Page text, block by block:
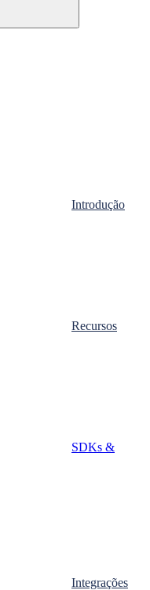
Introdução
Recursos
SDKs &
Integrações